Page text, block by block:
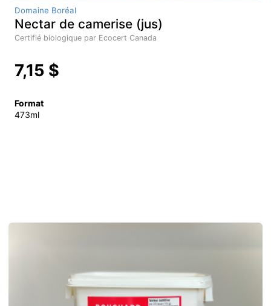
Domaine Boréal
Nectar de camerise (jus)
Certifié biologique par Ecocert Canada
7,15 $
Format
473ml